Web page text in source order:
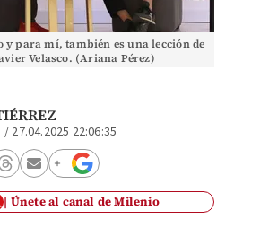
y para mí, también es una lección de
Velasco. (Ariana Pérez)
/ 27.04.2025 22:06:35
Únete al canal de Milenio